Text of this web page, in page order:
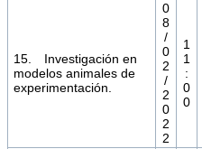
15. Investigación en
modelos animales de
experimentación.
0
8
/
0
2
/
2
0
2
2
1
1
:
0
0